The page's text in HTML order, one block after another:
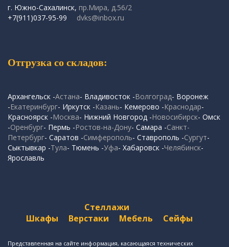
г. Южно-Сахалинск, пр.Мира, д.56/2
+7(911)037-95-99
dvks@inbox.ru
Отгрузка со складов:
Архангельск -Астана- Владивосток -Волгоград- Воронеж
-Екатеринбург- Иркутск -Казань- Кемерово -Краснодар-
Красноярск -Москва- Нижний Новгород -Новосибирск- Омск
-Оренбург- Пермь -Ростов-на-Дону- Самара -Санкт-
Петербург- Саратов -Симферополь- Ставрополь -Сургут-
Сыктывкар -Тула- Тюмень -Уфа- Хабаровск -Челябинск-
Ярославль
Стеллажи
Шкафы
Верстаки Мебель Сейфы
Представленная на сайте информация, касающаяся технических